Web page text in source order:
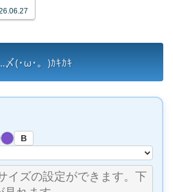
グリ
イド
〆(･ω･。)ｶｷｶｷ
B